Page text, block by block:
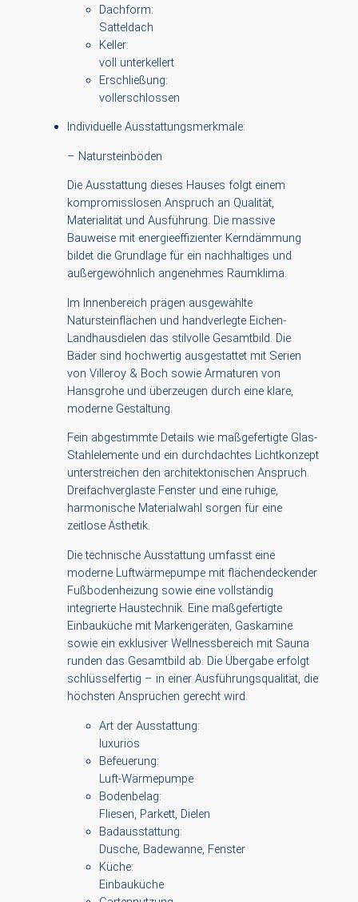
Dachform:
Satteldach
Keller:
voll unterkellert
Erschließung:
vollerschlossen
Individuelle Ausstattungsmerkmale:
– Natursteinböden
Die Ausstattung dieses Hauses folgt einem
kompromisslosen Anspruch an Qualität,
Materialität und Ausführung. Die massive
Bauweise mit energieeffizienter Kerndämmung
bildet die Grundlage für ein nachhaltiges und
außergewöhnlich angenehmes Raumklima.
Im Innenbereich prägen ausgewählte
Natursteinflächen und handverlegte Eichen-
Landhausdielen das stilvolle Gesamtbild. Die
Bäder sind hochwertig ausgestattet mit Serien
von Villeroy & Boch sowie Armaturen von
Hansgrohe und überzeugen durch eine klare,
moderne Gestaltung.
Fein abgestimmte Details wie maßgefertigte Glas-
Stahlelemente und ein durchdachtes Lichtkonzept
unterstreichen den architektonischen Anspruch.
Dreifachverglaste Fenster und eine ruhige,
harmonische Materialwahl sorgen für eine
zeitlose Ästhetik.
Die technische Ausstattung umfasst eine
moderne Luftwärmepumpe mit flächendeckender
Fußbodenheizung sowie eine vollständig
integrierte Haustechnik. Eine maßgefertigte
Einbauküche mit Markengeräten, Gaskamine
sowie ein exklusiver Wellnessbereich mit Sauna
runden das Gesamtbild ab. Die Übergabe erfolgt
schlüsselfertig – in einer Ausführungsqualität, die
höchsten Ansprüchen gerecht wird.
Art der Ausstattung:
luxuriös
Befeuerung:
Luft-Wärmepumpe
Bodenbelag:
Fliesen, Parkett, Dielen
Badausstattung:
Dusche, Badewanne, Fenster
Küche:
Einbauküche